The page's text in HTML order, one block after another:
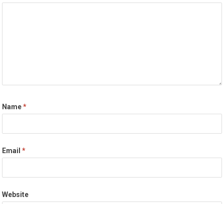
Name*
Email*
Website